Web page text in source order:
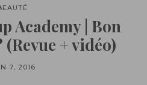
Academy | Bon
+ vidéo)
7, 2016